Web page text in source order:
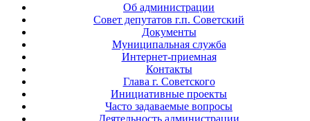
Об администрации
Совет депутатов г.п. Советский
Документы
Муниципальная служба
Интернет-приемная
Контакты
Глава г. Советского
Инициативные проекты
Часто задаваемые вопросы
Деятельность администрации